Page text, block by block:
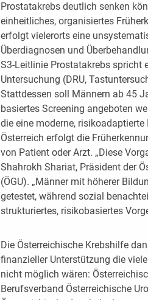
Prostatakrebs deutlich senken
einheitliches, organisiertes
erfolgt vielerorts eine
Überdiagnosen und
S3-Leitlinie Prostatakrebs spricht
Untersuchung (DRU,
Stattdessen soll Männern ab 45
basiertes Screening angeboten
die eine moderne, risikoadaptierte
Österreich erfolgt die
von Patient oder Arzt. „Diese
Shahrokh Shariat, Präsident der
(ÖGU). „Männer mit höherer
getestet, während sozial
strukturiertes, risikobasiertes
Die Österreichische Krebshilfe
finanzieller Unterstützung die
nicht möglich wären:
Berufsverband Österreichische